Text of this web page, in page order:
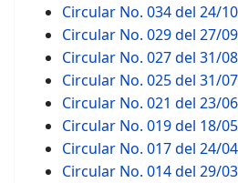
Circular No. 034 del 24/
Circular No. 029 del 27/
Circular No. 027 del 31/
Circular No. 025 del 31/
Circular No. 021 del 23/
Circular No. 019 del 18/
Circular No. 017 del 24/
Circular No. 014 del 29/